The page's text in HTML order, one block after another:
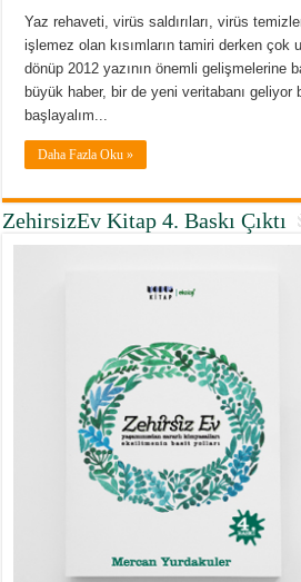
Yaz rehaveti, virüs saldırıları, virüs
işlemez olan kısımların tamiri derken çok
dönüp 2012 yazının önemli gelişmelerine
büyük haber, bir de yeni veritabanı geliyor
başlayalım...
Daha Fazla Oku »
ZehirsizEv Kitap 4. Baskı Çıktı